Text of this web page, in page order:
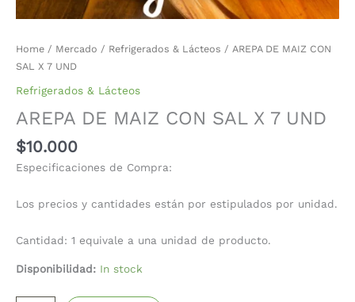
Home / Mercado / Refrigerados & Lácteos / AREPA DE MAIZ CON
SAL X 7 UND
Refrigerados & Lácteos
AREPA DE MAIZ CON SAL X 7 UND
$10.000
Especificaciones de Compra:
Los precios y cantidades están por estipulados por unidad.
Cantidad: 1 equivale a una unidad de producto.
Disponibilidad: In stock